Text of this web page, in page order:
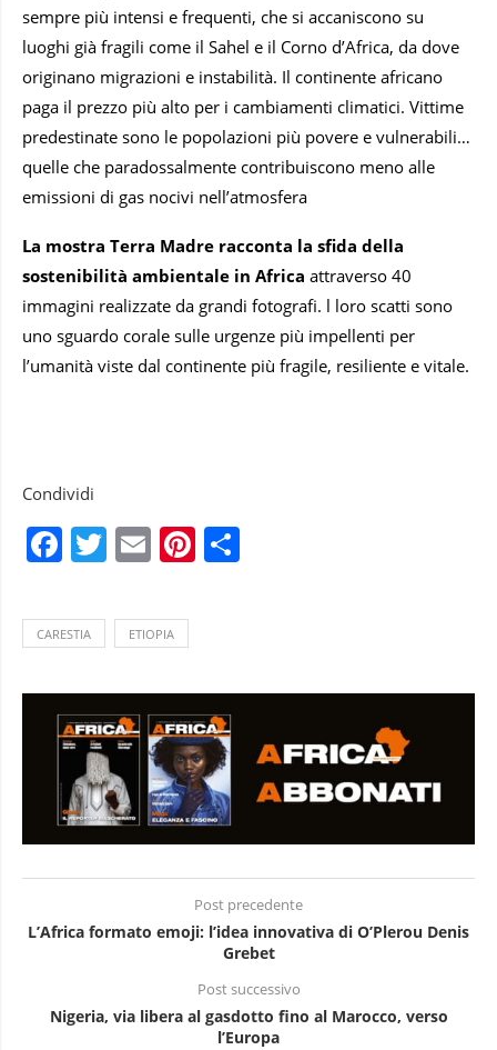
sempre più intensi e frequenti, che si accaniscono su
luoghi già fragili come il Sahel e il Corno d’Africa, da dove
originano migrazioni e instabilità. Il continente africano
paga il prezzo più alto per i cambiamenti climatici. Vittime
predestinate sono le popolazioni più povere e vulnerabili…
quelle che paradossalmente contribuiscono meno alle
emissioni di gas nocivi nell’atmosfera
La mostra Terra Madre racconta la sfida della
sostenibilità ambientale in Africa attraverso 40
immagini realizzate da grandi fotografi. l loro scatti sono
uno sguardo corale sulle urgenze più impellenti per
l’umanità viste dal continente più fragile, resiliente e vitale.
Condividi
Facebook
Twitter
EmailPinterest
CARESTIA ETIOPIA
Post precedente
L’Africa formato emoji: l’idea innovativa di O’Plerou Denis
Grebet
Post successivo
Nigeria, via libera al gasdotto fino al Marocco, verso
l’Europa